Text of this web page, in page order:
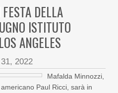
DELLA
ISTITUTO
ANGELES
2022
Mafalda Minnozzi,
Paul Ricci, sarà in